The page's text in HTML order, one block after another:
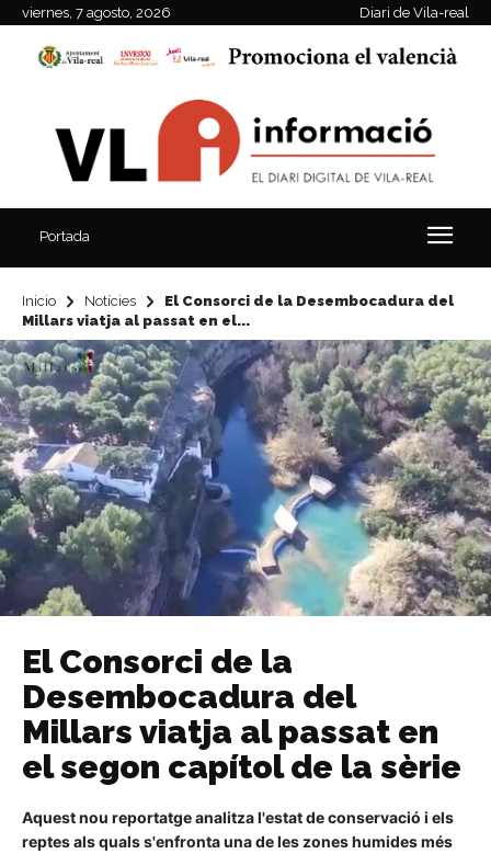
viernes, 7 agosto, 2026 Diari de Vila-real
Portada
Inicio Notícies
El Consorci de la Desembocadura del
Millars viatja al passat en el...
El Consorci de la
Desembocadura del
Millars viatja al passat en
el segon capítol de la sèrie
Aquest nou reportatge analitza l'estat de conservació i els
reptes als quals s'enfronta una de les zones humides més